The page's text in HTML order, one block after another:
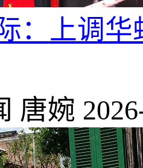
：上调
唐婉